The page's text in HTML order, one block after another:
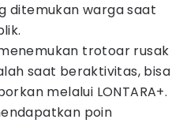
ditemukan warga saat
trotoar rusak
saat beraktivitas, bisa
melalui LONTARA+.
poin